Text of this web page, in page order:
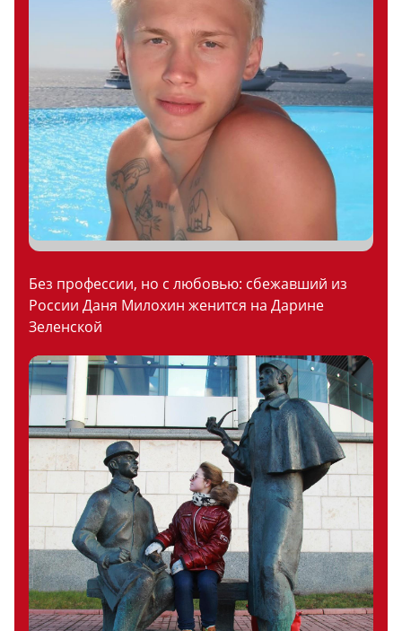
Без профессии, но с любовью: сбежавший из
России Даня Милохин женится на Дарине
Зеленской